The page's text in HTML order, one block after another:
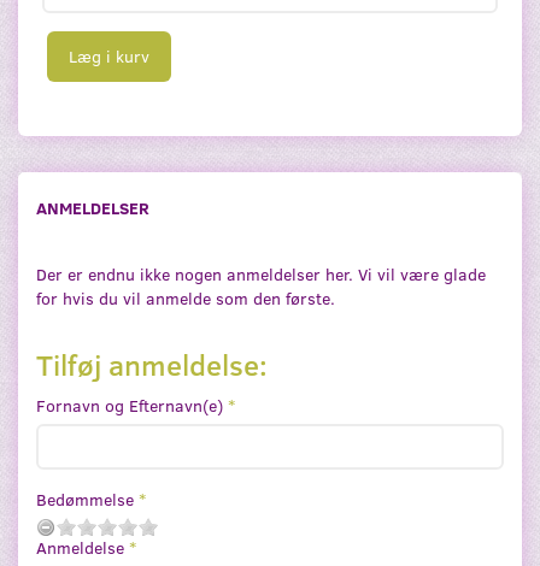
Læg i kurv
ANMELDELSER
Der er endnu ikke nogen anmeldelser her. Vi vil være glade
for hvis du vil anmelde som den første.
Tilføj anmeldelse:
Fornavn og Efternavn(e)
Bedømmelse
Anmeldelse